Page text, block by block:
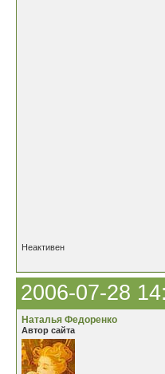
Неактивен
2006-07-28
Наталья Федоренко
Автор сайта